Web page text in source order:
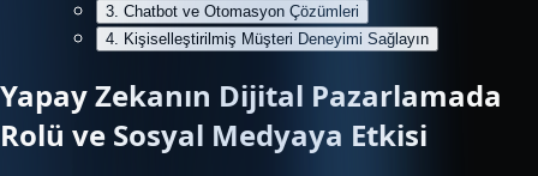
3. Chatbot ve Otomasyon Çözümleri
4. Kişiselleştirilmiş Müşteri Deneyimi Sağlayın
Yapay Zekanın Dijital Pazarlamada
Rolü ve Sosyal Medyaya Etkisi